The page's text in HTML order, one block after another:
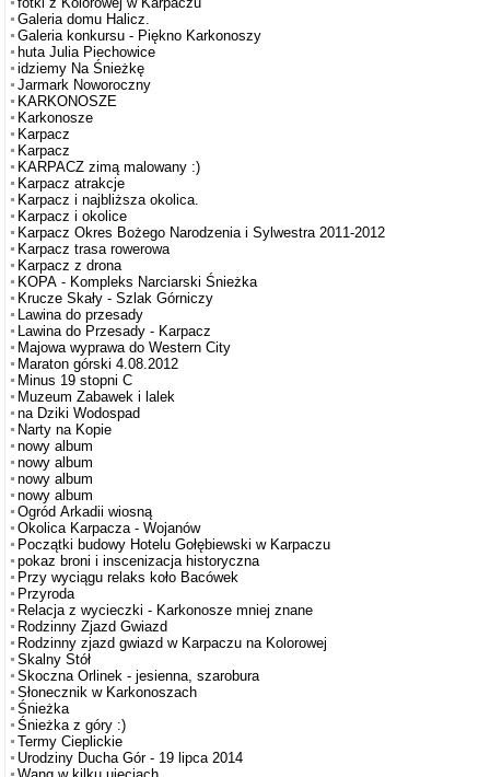
Galeria domu Halicz.
Galeria konkursu - Piękno Karkonoszy
huta Julia Piechowice
idziemy Na Śnieżkę
Jarmark Noworoczny
KARKONOSZE
Karkonosze
Karpacz
Karpacz
KARPACZ zimą malowany :)
Karpacz atrakcje
Karpacz i najbliższa okolica.
Karpacz i okolice
Karpacz Okres Bożego Narodzenia i Sylwestra 2011-2012
Karpacz trasa rowerowa
Karpacz z drona
KOPA - Kompleks Narciarski Śnieżka
Krucze Skały - Szlak Górniczy
Lawina do przesady
Lawina do Przesady - Karpacz
Majowa wyprawa do Western City
Maraton górski 4.08.2012
Minus 19 stopni C
Muzeum Zabawek i lalek
na Dziki Wodospad
Narty na Kopie
nowy album
nowy album
nowy album
nowy album
Ogród Arkadii wiosną
Okolica Karpacza - Wojanów
Początki budowy Hotelu Gołębiewski w Karpaczu
pokaz broni i inscenizacja historyczna
Przy wyciągu relaks koło Bacówek
Przyroda
Relacja z wycieczki - Karkonosze mniej znane
Rodzinny Zjazd Gwiazd
Rodzinny zjazd gwiazd w Karpaczu na Kolorowej
Skalny Stół
Skoczna Orlinek - jesienna, szarobura
Słonecznik w Karkonoszach
Śnieżka
Śnieżka z góry :)
Termy Cieplickie
Urodziny Ducha Gór - 19 lipca 2014